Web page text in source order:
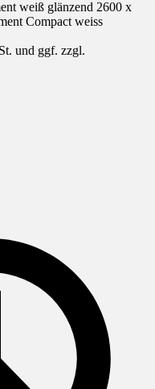
weiß glänzend 2600 x
Compact weiss
und ggf. zzgl.